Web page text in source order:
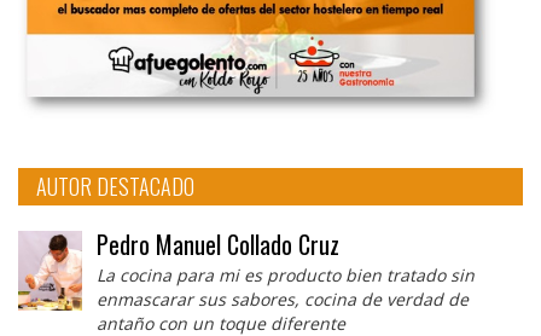
AUTOR DESTACADO
Pedro Manuel Collado Cruz
La cocina para mi es producto bien tratado sin
enmascarar sus sabores, cocina de verdad de
antaño con un toque diferente